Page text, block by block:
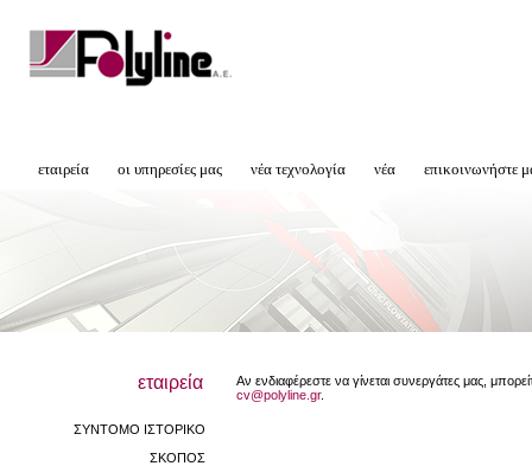
εταιρεία οι υπηρεσίες μας νέα τεχνολογία νέα επικοινωνήστε
εταιρεία
ΣΥΝΤΟΜΟ ΙΣΤΟΡΙΚΟ
ΣΚΟΠΟΣ
Αν ενδιαφέρεστε να γίνεται συνεργάτες μας,
cv@polyline.gr.